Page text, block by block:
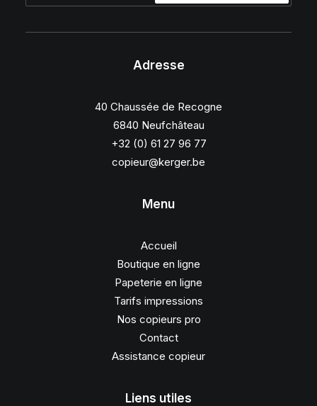
Adresse
40 Chaussée de Recogne
6840 Neufchâteau
+32 (0) 61 27 96 77
copieur@kerger.be
Menu
Accueil
Boutique en ligne
Papeterie en ligne
Tarifs impressions
Nos copieurs pro
Contact
Assistance copieur
Liens utiles